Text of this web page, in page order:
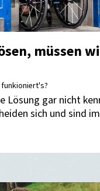
müssen
funkioniert's?
Lösung gar nicht
sich und sind